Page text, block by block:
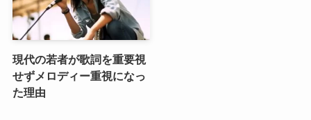
現代の若者が歌詞を重要視
せずメロディー重視になっ
た理由